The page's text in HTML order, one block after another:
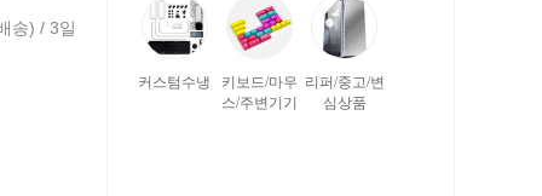
송) / 3일
커스텀수냉
키보드/마우
스/주변기기
리퍼/중고/변
심상품